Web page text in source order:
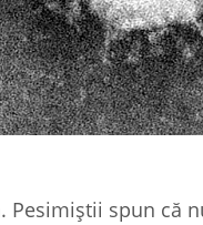
Pesimiştii spun că